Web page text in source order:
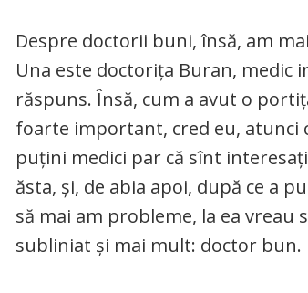
Despre doctorii buni, însă, am
Una este doctorița Buran,
răspuns. Însă, cum a avut o
foarte important, cred eu, atunci
puțini medici par că sînt
ăsta, și, de abia apoi, după ce a
să mai am probleme, la ea vreau
subliniat și mai mult: doctor bun.